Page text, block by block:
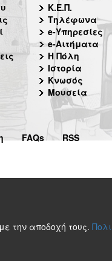
Κ.Ε.Π.
Τηλέφωνα
e-Υπηρεσίες
e-Αιτήματα
Η Πόλη
Ιστορία
Κνωσός
Μουσεία
FAQs RSS
την αποδοχή τους.